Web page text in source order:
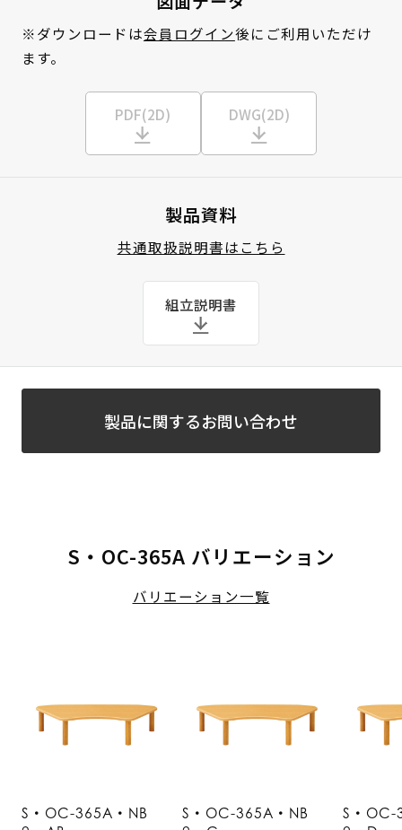
※ダウンロードは会員ログイン後にご利用いただけ
ます。
PDF(2D) DWG(2D)
製品資料
共通取扱説明書はこちら
組立説明書
製品に関するお問い合わせ
S・OC-365A バリエーション
バリエーション一覧
S・OC-365A・NB
S・OC-365A・NB
S・OC-